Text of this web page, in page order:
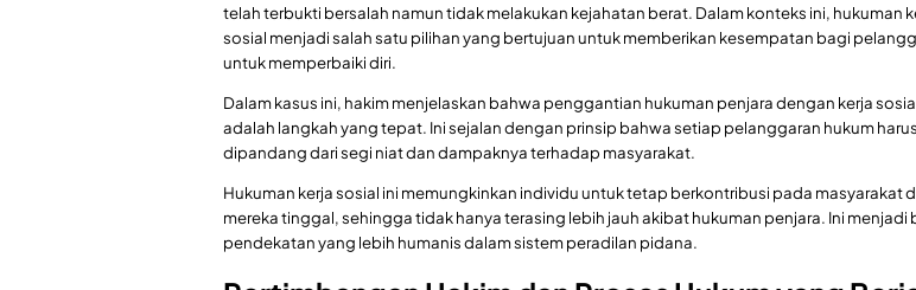
telah terbukti bersalah namun tidak melakukan kejahatan berat. Dalam konteks ini, hukuman
sosial menjadi salah satu pilihan yang bertujuan untuk memberikan kesempatan bagi
untuk memperbaiki diri.
Dalam kasus ini, hakim menjelaskan bahwa penggantian hukuman penjara dengan kerja
adalah langkah yang tepat. Ini sejalan dengan prinsip bahwa setiap pelanggaran hukum harus
dipandang dari segi niat dan dampaknya terhadap masyarakat.
Hukuman kerja sosial ini memungkinkan individu untuk tetap berkontribusi pada masyarakat
mereka tinggal, sehingga tidak hanya terasing lebih jauh akibat hukuman penjara. Ini menjadi
pendekatan yang lebih humanis dalam sistem peradilan pidana.